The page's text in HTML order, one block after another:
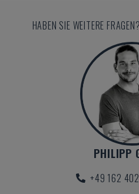
HABEN SIE WEITERE
PHILIPP
+49 162